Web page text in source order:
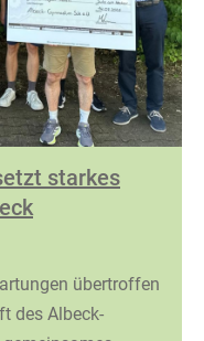
starkes
übertroffen
des Albeck-